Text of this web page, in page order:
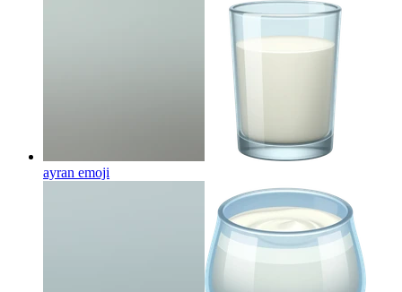
ayran emoji